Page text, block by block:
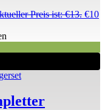
Preis ist: €13. €10